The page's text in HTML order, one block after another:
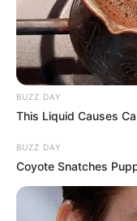
BUZZ DAY
This Liquid Causes
BUZZ DAY
Coyote Snatches